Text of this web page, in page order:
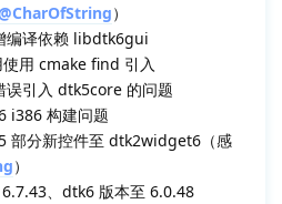
）
译依赖 libdtk6gui
用 cmake find 引入
引入 dtk5core 的问题
i386 构建问题
部分新控件至 dtk2widget6（感
）
、dtk6 版本至 6.0.48